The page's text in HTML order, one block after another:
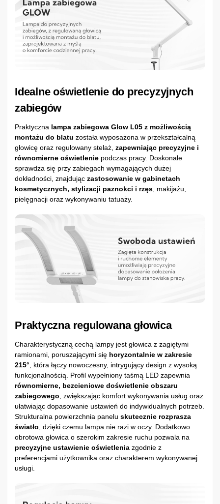
Idealne oświetlenie do precyzyjnych
zabiegów
Praktyczna lampa zabiegowa Glow L05 z możliwością
montażu do blatu została wyposażona w przekształcalną
głowicę oraz regulowany stelaż, zapewniając precyzyjne i
równomierne oświetlenie podczas pracy. Doskonale
sprawdza się przy zabiegach wymagających dużej
dokładności, znajdując zastosowanie w gabinetach
kosmetycznych, stylizacji paznokci i rzęs , makijażu,
pielęgnacji oraz wykonywaniu tatuaży.
Praktyczna regulowana głowica
Charakterystyczną cechą lampy jest głowica z zagiętymi
ramionami, poruszającymi się horyzontalnie w zakresie
215° , która łączy nowoczesny, intrygujący design z wysoką
funkcjonalnością. Profil wypełniony taśmą LED zapewnia
równomierne, bezcieniowe doświetlenie obszaru
zabiegowego , zwiększając komfort wykonywania usług oraz
ułatwiając dopasowanie ustawień do indywidualnych potrzeb.
Strukturalna powierzchnia panelu skutecznie rozprasza
światło , dzięki czemu lampa nie razi w oczy. Dodatkowo
obrotowa głowica o szerokim zakresie ruchu pozwala na
precyzyjne ustawienie oświetlenia zgodnie z
preferencjami użytkownika oraz charakterem wykonywanej
usługi.